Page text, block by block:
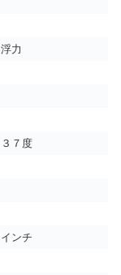
浮力
３７度
インチ